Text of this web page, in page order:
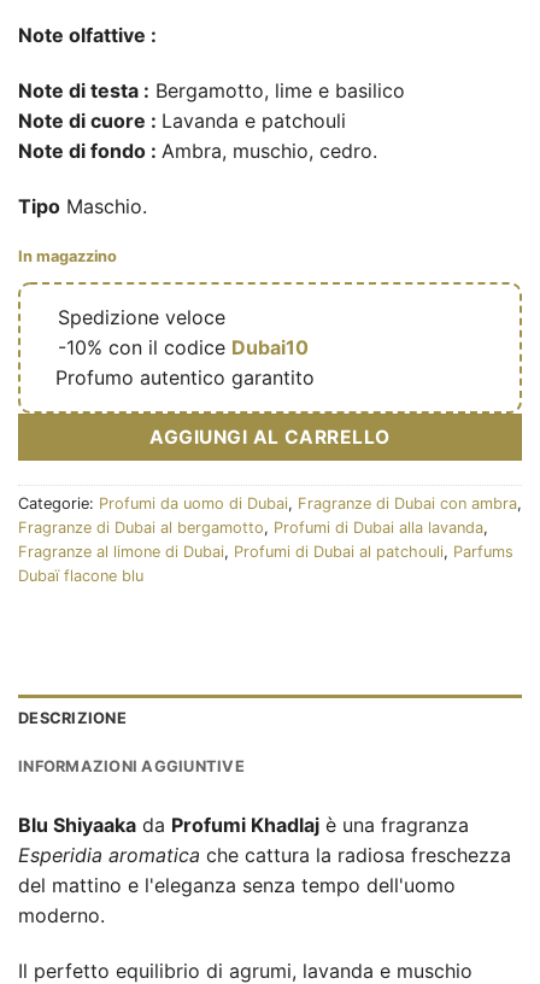
Note olfattive :
Note di testa : Bergamotto, lime e basilico
Note di cuore : Lavanda e patchouli
Note di fondo : Ambra, muschio, cedro.
Tipo Maschio.
In magazzino
Spedizione veloce
-10% con il codice Dubai10
Profumo autentico garantito
AGGIUNGI AL CARRELLO
Categorie: Profumi da uomo di Dubai, Fragranze di Dubai con ambra,
Fragranze di Dubai al bergamotto, Profumi di Dubai alla lavanda,
Fragranze al limone di Dubai, Profumi di Dubai al patchouli, Parfums
Dubaï flacone blu
DESCRIZIONE
INFORMAZIONI AGGIUNTIVE
Blu Shiyaaka da Profumi Khadlaj è una fragranza
Esperidia aromatica che cattura la radiosa freschezza
del mattino e l'eleganza senza tempo dell'uomo
moderno.
Il perfetto equilibrio di agrumi, lavanda e muschio